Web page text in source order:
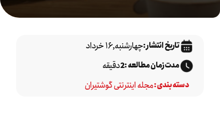
تاریخ انتشار :چهارشنبه,۱۶ خرداد
مدت زمان مطالعه :2دقیقه
دسته بندی :مجله اینترنتی گوشتیران